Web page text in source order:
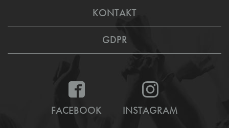
KONTAKT
GDPR
FACEBOOK INSTAGRAM